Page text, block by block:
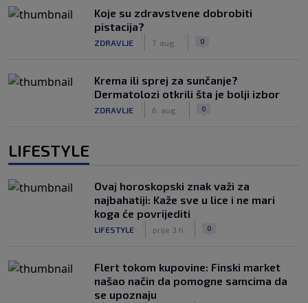
Koje su zdravstvene dobrobiti
pistacija?
ZDRAVLJE 7. aug. 0
Krema ili sprej za sunčanje?
Dermatolozi otkrili šta je bolji izbor
ZDRAVLJE 6. aug. 0
LIFESTYLE
Ovaj horoskopski znak važi za
najbahatiji: Kaže sve u lice i ne mari
koga će povrijediti
LIFESTYLE prije 3 h 0
Flert tokom kupovine: Finski market
našao način da pomogne samcima da
se upoznaju